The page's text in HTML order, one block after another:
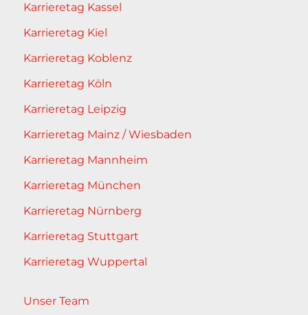
Karrieretag Kassel
Karrieretag Kiel
Karrieretag Koblenz
Karrieretag Köln
Karrieretag Leipzig
Karrieretag Mainz / Wiesbaden
Karrieretag Mannheim
Karrieretag München
Karrieretag Nürnberg
Karrieretag Stuttgart
Karrieretag Wuppertal
Unser Team